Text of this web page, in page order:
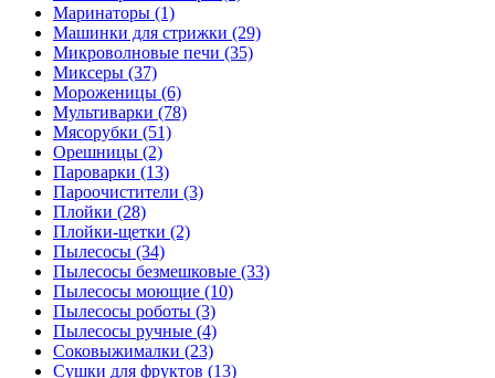
Маринаторы (1)
Машинки для стрижки (29)
Микроволновые печи (35)
Миксеры (37)
Мороженицы (6)
Мультиварки (78)
Мясорубки (51)
Орешницы (2)
Пароварки (13)
Пароочистители (3)
Плойки (28)
Плойки-щетки (2)
Пылесосы (34)
Пылесосы безмешковые (33)
Пылесосы моющие (10)
Пылесосы роботы (3)
Пылесосы ручные (4)
Соковыжималки (23)
Сушки для фруктов (13)